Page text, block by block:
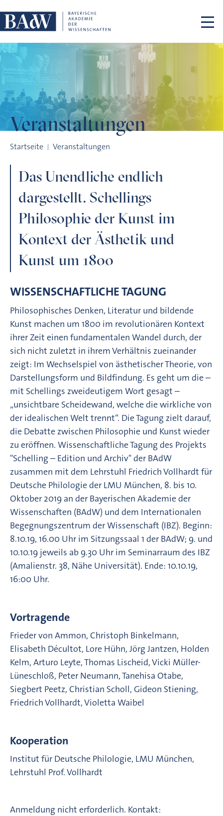
Veranstaltungen
Startseite Veranstaltungen
Das Unendliche endlich
dargestellt. Schellings
Philosophie der Kunst im
Kontext der Ästhetik und
Kunst um 1800
WISSENSCHAFTLICHE TAGUNG
Philosophisches Denken, Literatur und bildende
Kunst machen um 1800 im revolutionären Kontext
ihrer Zeit einen fundamentalen Wandel durch, der
sich nicht zuletzt in ihrem Verhältnis zueinander
zeigt: Im Wechselspiel von ästhetischer Theorie, von
Darstellungsform und Bildfindung. Es geht um die –
mit Schellings zweideutigem Wort gesagt –
„unsichtbare Scheidewand, welche die wirkliche von
der idealischen Welt trennt“. Die Tagung zielt darauf,
die Debatte zwischen Philosophie und Kunst wieder
zu eröffnen. Wissenschaftliche Tagung des Projekts
"Schelling – Edition und Archiv" der BAdW
zusammen mit dem Lehrstuhl Friedrich Vollhardt für
Deutsche Philologie der LMU München, 8. bis 10.
Oktober 2019 an der Bayerischen Akademie der
Wissenschaften (BAdW) und dem Internationalen
Begegnungszentrum der Wissenschaft (IBZ). Beginn:
8.10.19, 16.00 Uhr im Sitzungssaal 1 der BAdW; 9. und
10.10.19 jeweils ab 9.30 Uhr im Seminarraum des IBZ
(Amalienstr. 38, Nähe Universität). Ende: 10.10.19,
16:00 Uhr.
Vortragende
Frieder von Ammon, Christoph Binkelmann,
Elisabeth Décultot, Lore Hühn, Jörg Jantzen, Holden
Kelm, Arturo Leyte, Thomas Lischeid, Vicki Müller-
Lüneschloß, Peter Neumann, Tanehisa Otabe,
Siegbert Peetz, Christian Scholl, Gideon Stiening,
Friedrich Vollhardt, Violetta Waibel
Kooperation
Institut für Deutsche Philologie, LMU München,
Lehrstuhl Prof. Vollhardt
Anmeldung nicht erforderlich. Kontakt: